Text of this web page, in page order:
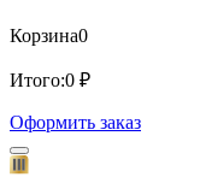
Корзина0
Итого:0 ₽
Оформить заказ